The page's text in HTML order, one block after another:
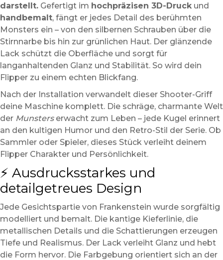
darstellt. Gefertigt im hochpräzisen 3D-Druck und
handbemalt, fängt er jedes Detail des berühmten
Monsters ein – von den silbernen Schrauben über die
Stirnnarbe bis hin zur grünlichen Haut. Der glänzende
Lack schützt die Oberfläche und sorgt für
langanhaltenden Glanz und Stabilität. So wird dein
Flipper zu einem echten Blickfang.
Nach der Installation verwandelt dieser Shooter-Griff
deine Maschine komplett. Die schräge, charmante Welt
der Munsterserwacht zum Leben – jede Kugel erinnert
an den kultigen Humor und den Retro-Stil der Serie. Ob
Sammler oder Spieler, dieses Stück verleiht deinem
Flipper Charakter und Persönlichkeit.
⚡ Ausdrucksstarkes und
detailgetreues Design
Jede Gesichtspartie von Frankenstein wurde sorgfältig
modelliert und bemalt. Die kantige Kieferlinie, die
metallischen Details und die Schattierungen erzeugen
Tiefe und Realismus. Der Lack verleiht Glanz und hebt
die Form hervor. Die Farbgebung orientiert sich an der